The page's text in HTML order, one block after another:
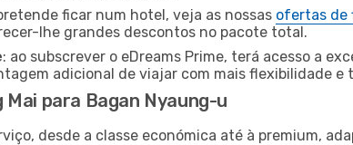
ficar num hotel, veja as nossas ofertas de
lhe grandes descontos no pacote total.
: ao subscrever o eDreams Prime, terá acesso a
adicional de viajar com mais flexibilidade e
Mai para Bagan Nyaung-u
desde a classe económica até à premium,